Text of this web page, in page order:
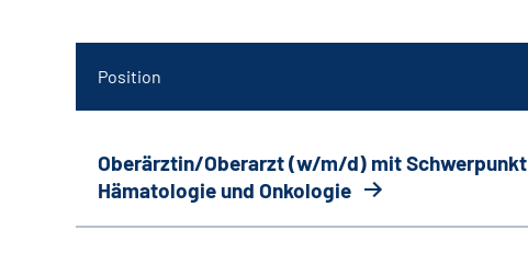
Position
Oberärztin/Oberarzt (w/m/d) mit Schwerpunkt
Hämatologie und Onkologie